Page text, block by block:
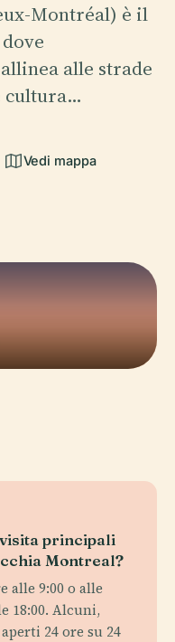
Montréal) è il
alle strade
cultura…
Vedi mappa
principali
Montreal?
alle 9:00 o alle
18:00. Alcuni,
24 ore su 24